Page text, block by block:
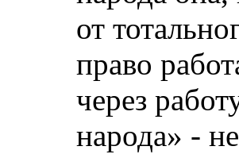
от
право
через
народа» -